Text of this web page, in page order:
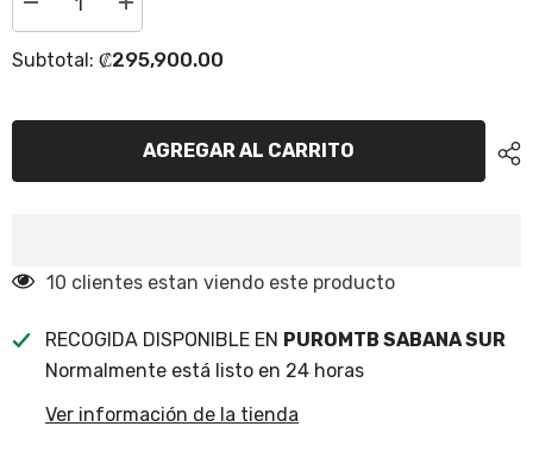
Disminuir
cantidad
Aro
MTB
Incrementar
la
para
Crossmax
Subtotal: ₡295,900.00
AGREGAR AL CARRITO
14 clientes estan viendo este producto
RECOGIDA DISPONIBLE EN PUROMTB SABANA SUR
Normalmente está listo en 24 horas
Ver información de la tienda